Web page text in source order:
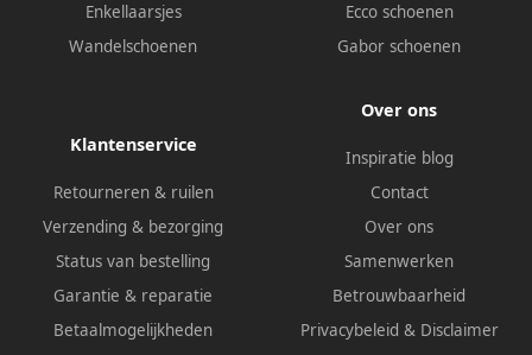
Enkellaarsjes
Wandelschoenen
Ecco schoenen
Gabor schoenen
Klantenservice
Retourneren & ruilen
Verzending & bezorging
Status van bestelling
Garantie & reparatie
Betaalmogelijkheden
Over ons
Inspiratie blog
Contact
Over ons
Samenwerken
Betrouwbaarheid
Privacybeleid & Disclaimer